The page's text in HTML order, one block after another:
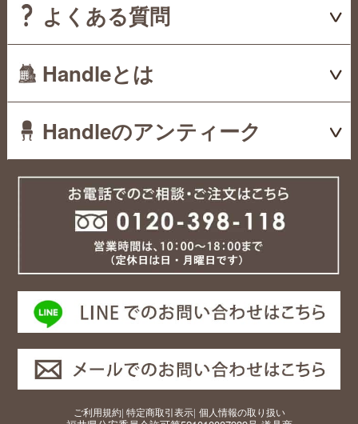
よくある質問
Handleとは
Handleのアンティーク
ご利用規約| 特定商取引表示| 個人情報の取り扱い